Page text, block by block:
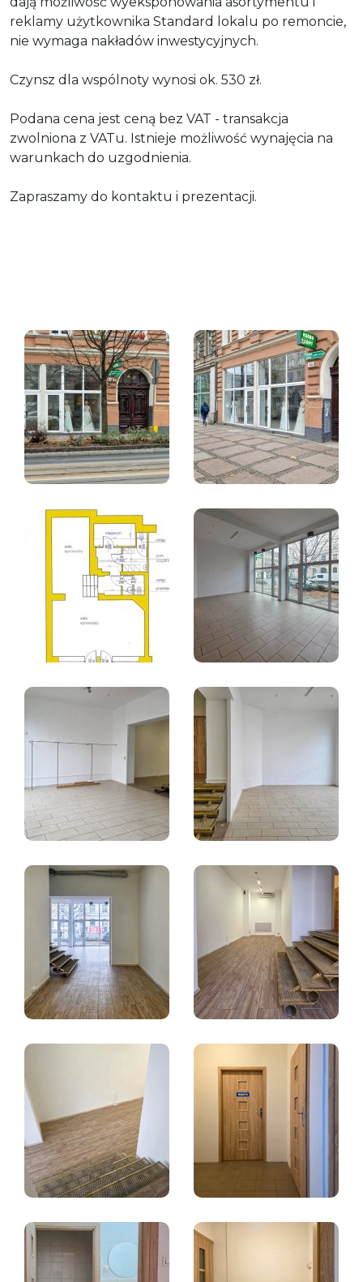
reklamy użytkownika Standard lokalu po remoncie,
nie wymaga nakładów inwestycyjnych.
Czynsz dla wspólnoty wynosi ok. 530 zł.
Podana cena jest ceną bez VAT - transakcja
zwolniona z VATu. Istnieje możliwość wynajęcia na
warunkach do uzgodnienia.
Zapraszamy do kontaktu i prezentacji.